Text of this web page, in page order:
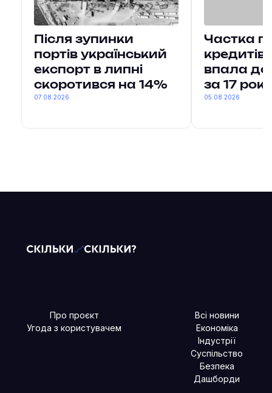
Після зупинки
портів український
експорт в липні
скоротився на 14%
07.08.2026
Частка
кредитів
впала до
за 17
05.08.2026
Про проєкт
Угода з користувачем
Всі новини
Економіка
Індустрії
Суспільство
Безпека
Дашборди